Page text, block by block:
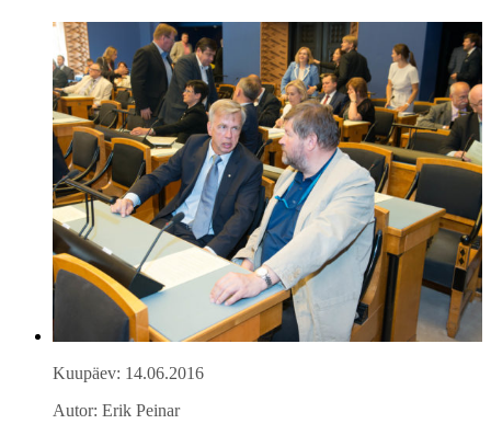
Kuupäev: 14.06.2016
Autor: Erik Peinar